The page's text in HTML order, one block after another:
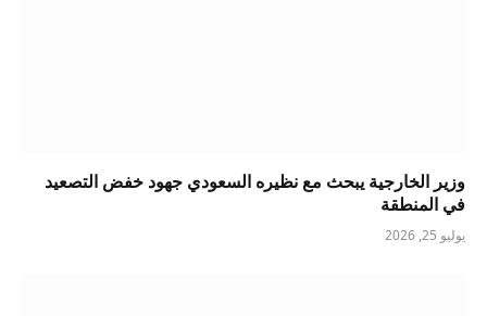
وزير الخارجية يبحث مع نظيره السعودي جهود خفض التصعيد
في المنطقة
يوليو 25, 2026